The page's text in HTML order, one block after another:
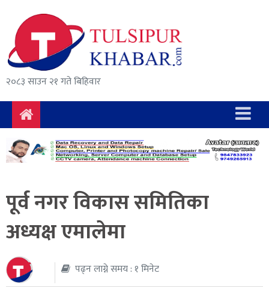
२०८३ साउन २१ गते बिहिवार
समाचार
राजनीति
सुरक्षा/
अपराध
दुर्घटना
विचार
अर्थ
संवाद
मनोरञ्जन
पूर्व नगर विकास समितिका
अध्यक्ष एमालेमा
पढ्न लाग्ने समय : १ मिनेट